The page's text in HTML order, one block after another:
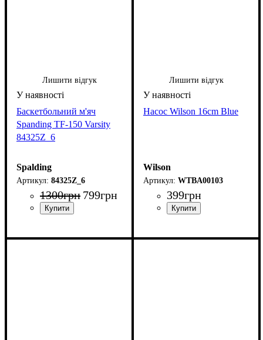
Лишити відгук
Баскетбольний м'яч
Spanding TF-150 Varsity
84325Z_6
Spalding
84325Z_6
1300грн 799грн
Лишити відгук
Насос Wilson 16cm Blue
Wilson
WTBA00103
399грн